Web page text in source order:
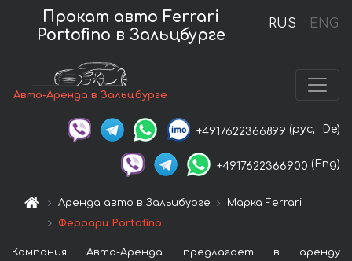
RUS ENG
Прокат авто Ferrari
Portofino в Зальцбурге
Авто-Аренда в Зальцбурге
+4917622366899 (рус, De)
+4917622366900 (Eng)
Аренда авто в Зальцбурге
Марка Ferrari
Феррари Portofino
Компания Авто-Аренда предлагает в аренду